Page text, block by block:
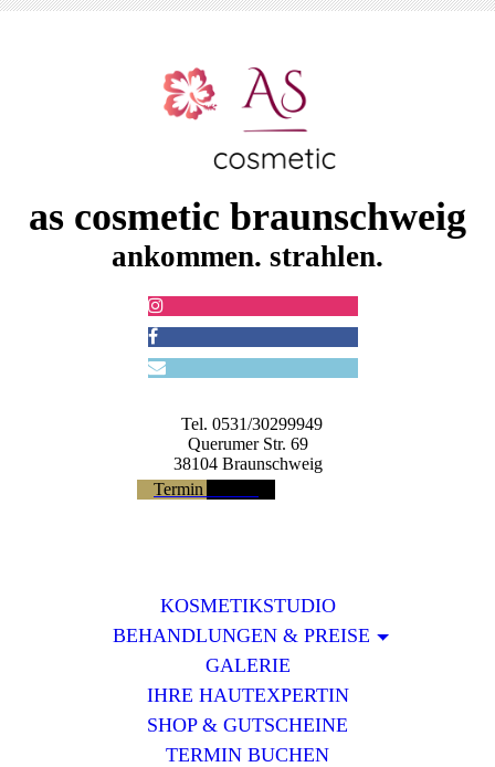
as cosmetic braunschweig
ankommen. strahlen.
Tel. 0531/30299949
Querumer Str. 69
38104 Braunschweig
Termin buchen
KOSMETIKSTUDIO
BEHANDLUNGEN & PREISE
GALERIE
IHRE HAUTEXPERTIN
SHOP & GUTSCHEINE
TERMIN BUCHEN